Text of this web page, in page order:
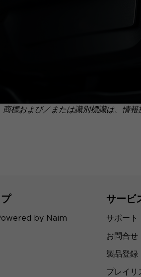
標および／または識別標識は、情
by Naim
サービ
サポート
お問合せ
製品登録
プレイリ